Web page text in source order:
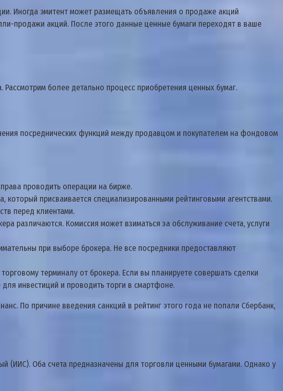
Иногда эмитент может размещать объявления о продаже акций
продажи акций. После этого данные ценные бумаги переходят в ваше
более детально процесс приобретения ценных бумаг.
посреднических функций между продавцом и покупателем на фондовом
проводить операции на бирже.
присваивается специализированными рейтинговыми агентствами.
перед клиентами.
различаются. Комиссия может взиматься за обслуживание счета, услуги
при выборе брокера. Не все посредники предоставляют
терминалу от брокера. Если вы планируете совершать сделки
инвестиций и проводить торги в смартфоне.
По причине введения санкций в рейтинг этого года не попали Сбербанк,
(ИИС). Оба счета предназначены для торговли ценными бумагами. Однако у